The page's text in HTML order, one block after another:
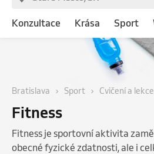
Konzultace Krása Sport
Bratislava Sport Cvičení a lekce
Fitness
Fitness je sportovní aktivita
obecné fyzické zdatnosti, ale i